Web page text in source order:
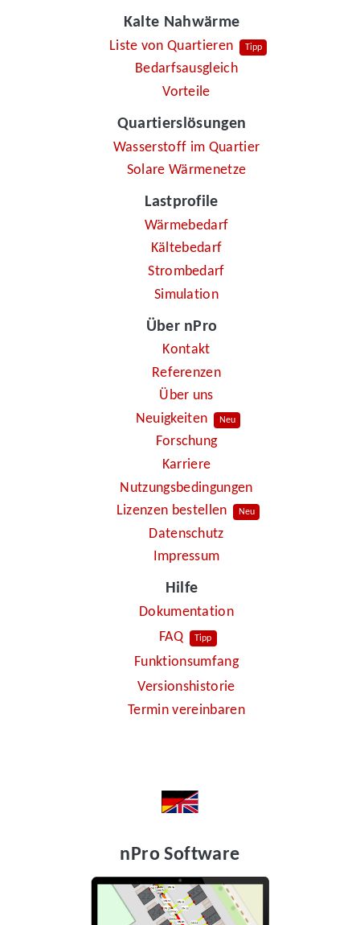
Kalte Nahwärme
Liste von Quartieren Tipp
Bedarfsausgleich
Vorteile
Quartierslösungen
Wasserstoff im Quartier
Solare Wärmenetze
Lastprofile
Wärmebedarf
Kältebedarf
Strombedarf
Simulation
Über nPro
Kontakt
Referenzen
Über uns
Neuigkeiten
Neu
Forschung
Karriere
Nutzungsbedingungen
Lizenzen bestellen
Neu
Datenschutz
Impressum
Hilfe
Dokumentation
FAQ
Tipp
Funktionsumfang
Versionshistorie
Termin vereinbaren
nPro Software